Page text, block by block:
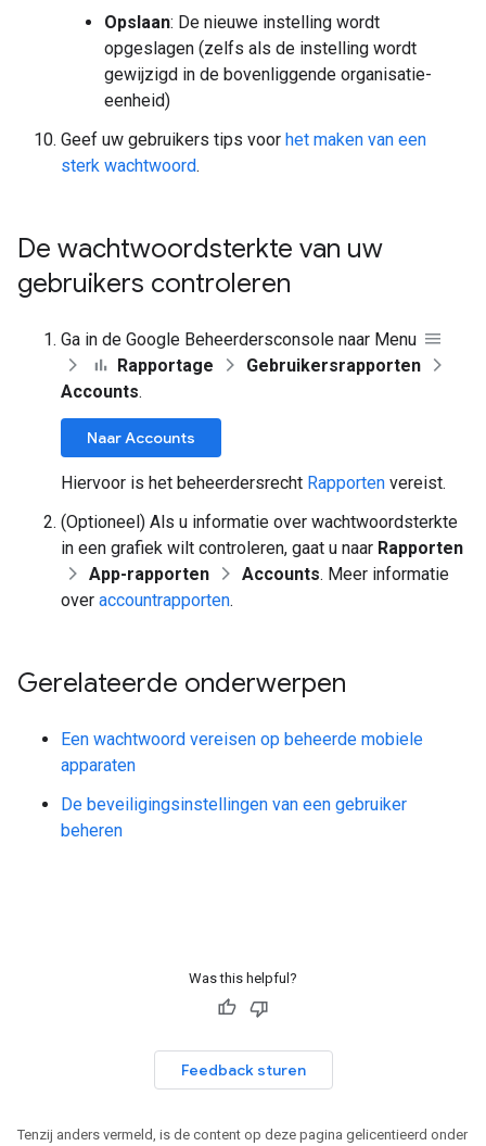
Opslaan: De nieuwe instelling wordt
opgeslagen (zelfs als de instelling wordt
gewijzigd in de bovenliggende organisatie-
eenheid)
Geef uw gebruikers tips voor het maken van een
sterk wachtwoord.
De wachtwoordsterkte van uw
gebruikers controleren
Ga in de Google Beheerdersconsole naar Menu
Rapportage
Gebruikersrapporten
Accounts.
Naar Accounts
Hiervoor is het beheerdersrecht Rapporten vereist.
(Optioneel) Als u informatie over wachtwoordsterkte
in een grafiek wilt controleren, gaat u naar Rapporten
App-rapporten
Accounts. Meer informatie
over accountrapporten.
Gerelateerde onderwerpen
Een wachtwoord vereisen op beheerde mobiele
apparaten
De beveiligingsinstellingen van een gebruiker
beheren
Was this helpful?
Feedback sturen
Tenzij anders vermeld, is de content op deze pagina gelicentieerd onder